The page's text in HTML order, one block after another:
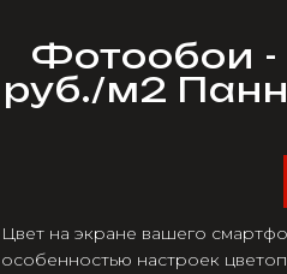
Фотообои -
руб./м2
Цвет на экране вашего
особенностью настроек